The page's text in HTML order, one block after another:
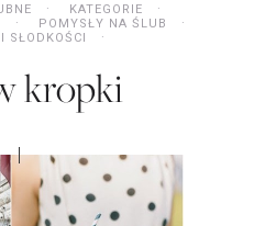
KATEGORIE
POMYSŁY NA ŚLUB
SŁODKOŚCI
kropki